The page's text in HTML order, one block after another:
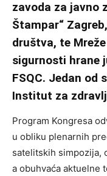
zavoda za javno
Štampar“
društva, te
sigurnosti hrane
FSQC. Jedan od
Institut za
Program Kongresa
u obliku plenarnih
satelitskih simpozija,
a obuhvaća aktuelne